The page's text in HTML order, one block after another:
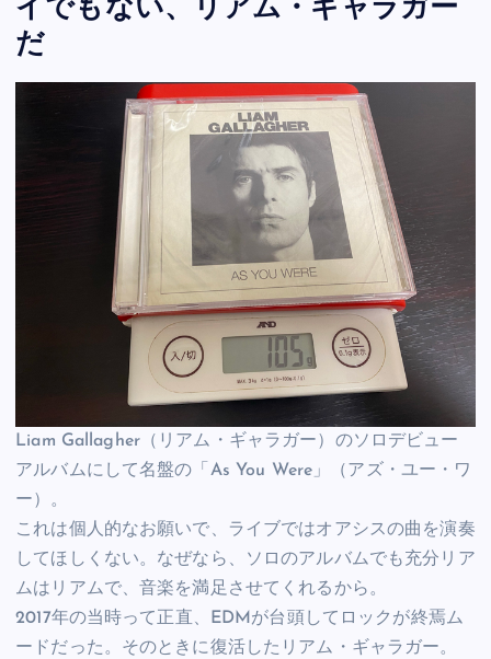
イでもない、リアム・ギャラガー
だ
Liam Gallagher（リアム・ギャラガー）のソロデビュー
アルバムにして名盤の「As You Were」（アズ・ユー・ワ
ー）。
これは個人的なお願いで、ライブではオアシスの曲を演奏
してほしくない。なぜなら、ソロのアルバムでも充分リア
ムはリアムで、音楽を満足させてくれるから。
2017年の当時って正直、EDMが台頭してロックが終焉ム
ードだった。そのときに復活したリアム・ギャラガー。